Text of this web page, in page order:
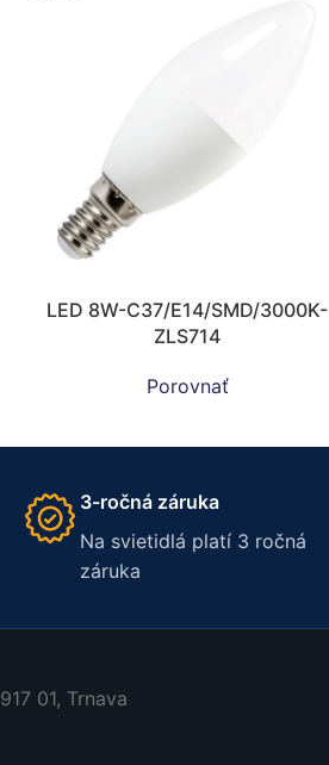
LED 8W-C37/E14/SMD/3000K-
ZLS714
Porovnať
3-ročná záruka
Na svietidlá platí 3 ročná
záruka
01, Trnava